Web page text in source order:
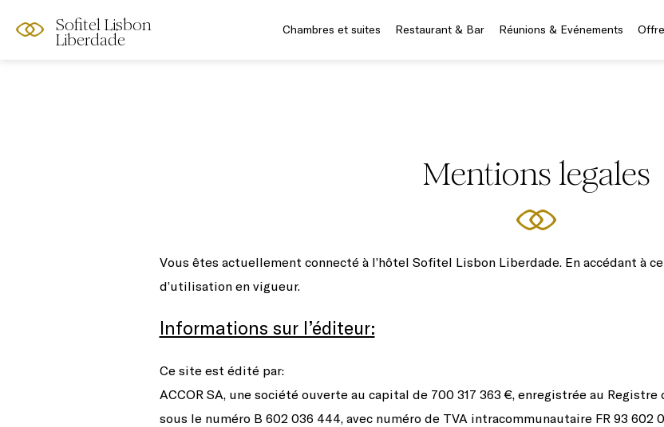
Sofitel Lisbon
Liberdade
Chambres et suites Restaurant & Bar Réunions & Evénements
Mentions legales
Vous êtes actuellement connecté à l’hôtel Sofitel Lisbon Liberdade. En accédant à
d’utilisation en vigueur.
Informations sur l’éditeur:
Ce site est édité par:
ACCOR SA, une société ouverte au capital de 700 317 363 €, enregistrée au
sous le numéro B 602 036 444, avec numéro de TVA intracommunautaire FR 93 602